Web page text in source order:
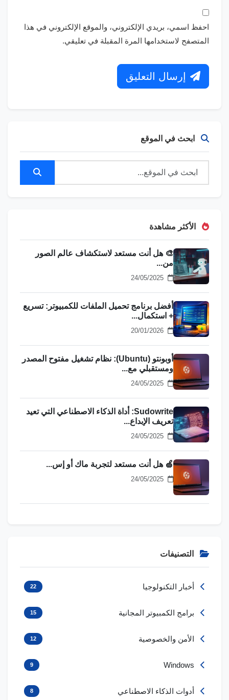
احفظ اسمي، بريدي الإلكتروني، والموقع الإلكتروني في هذا
المتصفح لاستخدامها المرة المقبلة في تعليقي.
إرسال التعليق
ابحث في الموقع
الأكثر مشاهدة
🎨 هل أنت مستعد لاستكشاف عالم الصور
من...
أفضل برنامج تحميل الملفات للكمبيوتر: تسريع
+ استكمال...
أوبونتو (Ubuntu): نظام تشغيل مفتوح المصدر
ومستقبلي مع...
Sudowrite: أداة الذكاء الاصطناعي التي تعيد
تعريف الإبداع...
🍏 هل أنت مستعد لتجربة ماك أو إس...
التصنيفات
أخبار التكنولوجيا 22
برامج الكمبيوتر المجانية 15
الأمن والخصوصية 12
9
أدوات الذكاء الاصطناعي 8